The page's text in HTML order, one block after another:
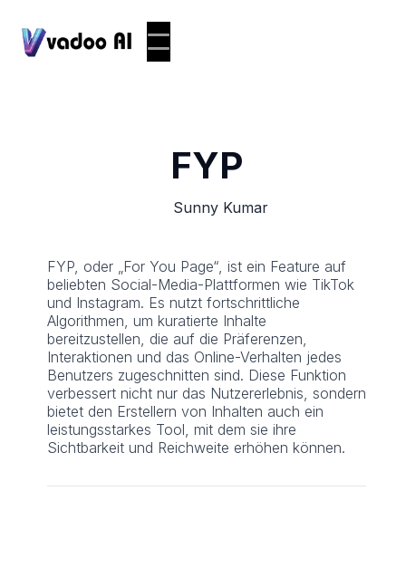
FYP
Sunny Kumar
FYP, oder „For You Page“, ist ein Feature auf
beliebten Social-Media-Plattformen wie TikTok
und Instagram. Es nutzt fortschrittliche
Algorithmen, um kuratierte Inhalte
bereitzustellen, die auf die Präferenzen,
Interaktionen und das Online-Verhalten jedes
Benutzers zugeschnitten sind. Diese Funktion
verbessert nicht nur das Nutzererlebnis, sondern
bietet den Erstellern von Inhalten auch ein
leistungsstarkes Tool, mit dem sie ihre
Sichtbarkeit und Reichweite erhöhen können.